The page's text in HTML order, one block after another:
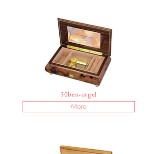
50ben-orgel
More